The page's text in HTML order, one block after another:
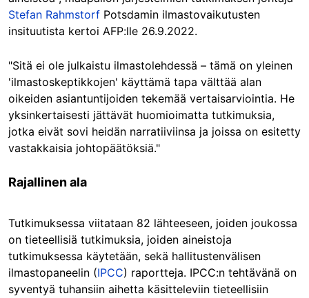
Stefan Rahmstorf Potsdamin ilmastovaikutusten
insituutista kertoi AFP:lle 26.9.2022.
"Sitä ei ole julkaistu ilmastolehdessä – tämä on yleinen
'ilmastoskeptikkojen' käyttämä tapa välttää alan
oikeiden asiantuntijoiden tekemää vertaisarviointia. He
yksinkertaisesti jättävät huomioimatta tutkimuksia,
jotka eivät sovi heidän narratiiviinsa ja joissa on esitetty
vastakkaisia johtopäätöksiä."
Rajallinen ala
Tutkimuksessa viitataan 82 lähteeseen, joiden joukossa
on tieteellisiä tutkimuksia, joiden aineistoja
tutkimuksessa käytetään, sekä hallitustenvälisen
ilmastopaneelin (IPCC) raportteja. IPCC:n tehtävänä on
syventyä tuhansiin aihetta käsitteleviin tieteellisiin